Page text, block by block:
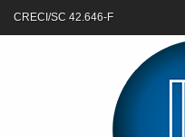
CRECI/SC 42.646-F